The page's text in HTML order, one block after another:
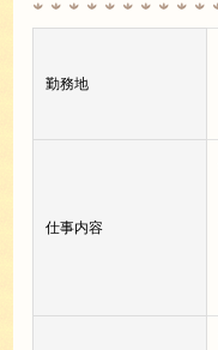
勤務地
仕事内容